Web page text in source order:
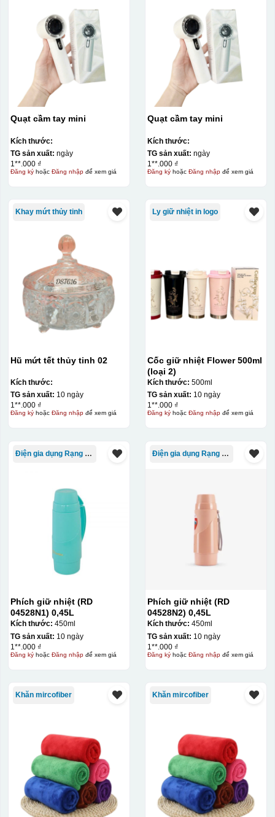
Quạt cầm tay mini
Kích thước:
TG sản xuất: ngày
1**.000 ₫
Đăng kýhoặc Đăng nhậpđể xem giá
Quạt cầm tay mini
Kích thước:
TG sản xuất: ngày
1**.000 ₫
Đăng kýhoặc Đăng nhậpđể xem giá
Khay mứt thủy tinh
Hũ mứt tết thủy tinh 02
Kích thước:
TG sản xuất: 10 ngày
1**.000 ₫
Đăng kýhoặc Đăng nhậpđể xem giá
Ly giữ nhiệt in logo
Cốc giữ nhiệt Flower 500ml
(loại 2)
Kích thước: 500ml
TG sản xuất: 10 ngày
1**.000 ₫
Đăng kýhoặc Đăng nhậpđể xem giá
Điện gia dụng Rạng Đông
Phích giữ nhiệt (RD
04528N1) 0,45L
Kích thước: 450ml
TG sản xuất: 10 ngày
1**.000 ₫
Đăng kýhoặc Đăng nhậpđể xem giá
Điện gia dụng Rạng Đông
Phích giữ nhiệt (RD
04528N2) 0,45L
Kích thước: 450ml
TG sản xuất: 10 ngày
1**.000 ₫
Đăng kýhoặc Đăng nhậpđể xem giá
Khăn mircofiber Khăn mircofiber